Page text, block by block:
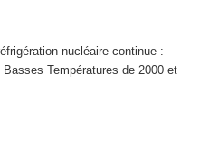
nucléaire continue :
Températures de 2000 et